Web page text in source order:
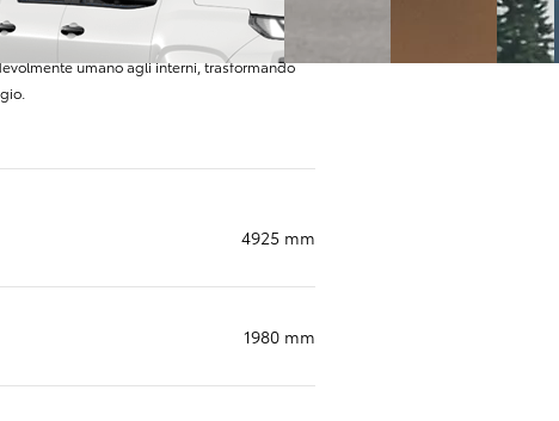
umano agli interni, trasformando
4925 mm
1980 mm